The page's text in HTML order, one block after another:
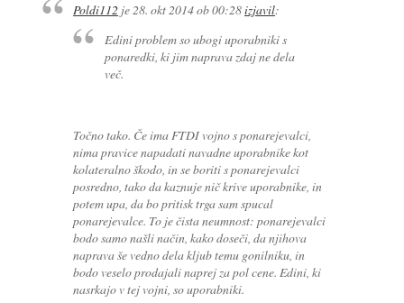
Poldi112 je28. okt 2014 ob 00:28izjavil:
Edini problem so ubogi uporabniki s
ponaredki, ki jim naprava zdaj ne dela
več.
Točno tako. Če ima FTDI vojno s ponarejevalci,
nima pravice napadati navadne uporabnike kot
kolateralno škodo, in se boriti s ponarejevalci
posredno, tako da kaznuje nič krive uporabnike, in
potem upa, da bo pritisk trga sam spucal
ponarejevalce. To je čista neumnost: ponarejevalci
bodo samo našli način, kako doseči, da njihova
naprava še vedno dela kljub temu gonilniku, in
bodo veselo prodajali naprej za pol cene. Edini, ki
nasrkajo v tej vojni, so uporabniki.